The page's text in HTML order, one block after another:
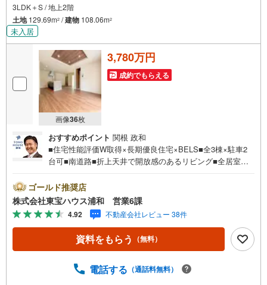
3LDK＋S / 地上2階
土地129.69m2 /建物 108.06m2
未入居
画像36枚
3,780万円
成約でもらえる
おすすめポイント 関根 政和
■住宅性能評価W取得×長期優良住宅×BELS■全3棟×駐車2
台可■南道路■折上天井で開放感のあるリビング■全居室収
座」プレゼント！営業時間:7:00～22:00（年中無休）こち
らの時間帯はお電話でのお問い合わせがスムーズにご案内
できますぜひお気軽にご連絡下さい！東宝ハウスライフソ
リューションズグループ 東宝ハウス浦和 特別提携金利
〔一例〕東宝ハウス浦和の住宅ローン■変動金利全期間引下
げプラン⇒住宅ローン金利優遇割の最大適用《0.89％》と
年の総返済額の差額:303万円※2026年7月末実行分まで（審
ゴールド推奨店
株式会社東宝ハウス浦和 営業6課
4.92 不動産会社レビュー 38件
資料をもらう （無料）
電話する （通話料無料）